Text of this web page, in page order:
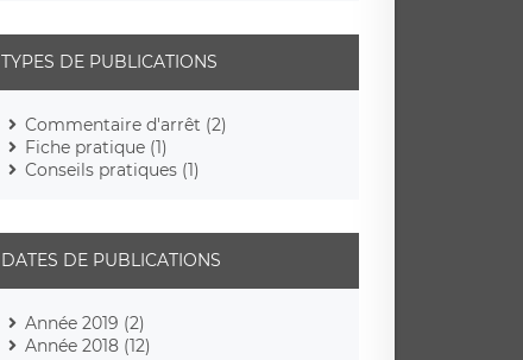
TYPES DE PUBLICATIONS
Commentaire d'arrêt (2)
Fiche pratique (1)
Conseils pratiques (1)
DATES DE PUBLICATIONS
Année 2019 (2)
Année 2018 (12)